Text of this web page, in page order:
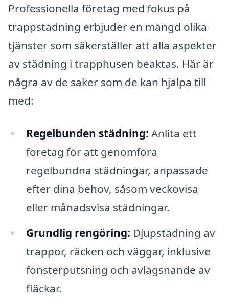
Professionella företag med fokus på
trappstädning erbjuder en mängd olika
tjänster som säkerställer att alla aspekter
av städning i trapphusen beaktas. Här är
några av de saker som de kan hjälpa till
med:
Regelbunden städning: Anlita ett
företag för att genomföra
regelbundna städningar, anpassade
efter dina behov, såsom veckovisa
eller månadsvisa städningar.
Grundlig rengöring: Djupstädning av
trappor, räcken och väggar, inklusive
fönsterputsning och avlägsnande av
fläckar.